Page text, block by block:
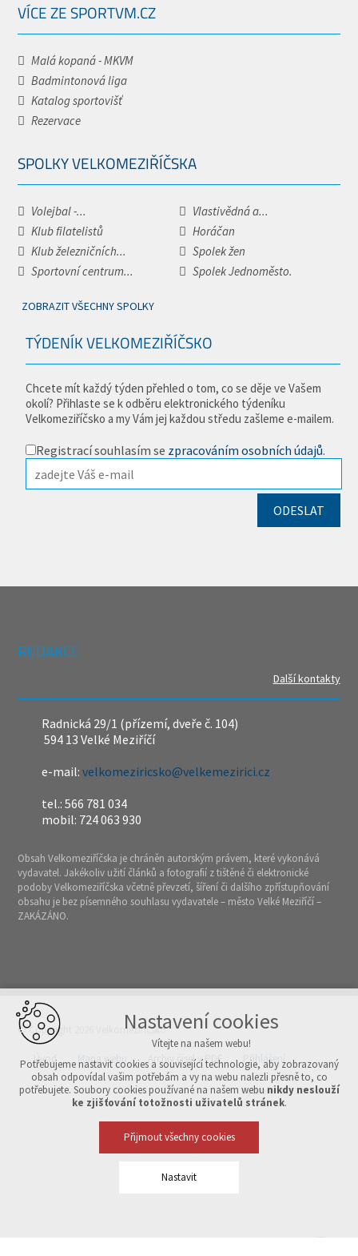
VÍCE ZE SPORTVM.CZ
Malá kopaná - MKVM
Badmintonová liga
Katalog sportovišť
Rezervace
SPOLKY VELKOMEZIŘÍČSKA
Volejbal -...
Vlastivědná a...
Klub filatelistů
Horáčan
Klub železničních...
Spolek žen
Sportovní centrum...
Spolek Jednoměsto.
ZOBRAZIT VŠECHNY SPOLKY
TÝDENÍK VELKOMEZIŘÍČSKO
Chcete mít každý týden přehled o tom, co se děje ve Vašem
okolí? Přihlaste se k odběru elektronického týdeníku
Velkomeziříčsko a my Vám jej každou středu zašleme e-mailem.
Registrací souhlasím se zpracováním osobních údajů.
REDAKCE
Další kontakty
Radnická 29/1 (přízemí, dveře č. 104)
594 13 Velké Meziříčí
e-mail:velkomeziricsko@velkemezirici.cz
tel.: 566 781 034
mobil: 724 063 930
Obsah Velkomeziříčska je chráněn autorským právem, které vykonává
vydavatel. Jakékoliv užití článků a fotografií z tištěné či elektronické
podoby Velkomeziříčska včetně převzetí, šíření či dalšího zpřístupňování
obsahu je bez písemného souhlasu vydavatele – město Velké Meziříčí –
ZAKÁZÁNO.
© Copyright 2026 Velkomeziříčsko
Úvod Mapa webu Archiv čísel v PDF Přihlášení
Vytvořeno v xart.cz
Nastavení cookies
Vítejte na našem webu!
Potřebujeme nastavit cookies a související technologie, aby zobrazovaný
obsah odpovídal vašim potřebám a vy na webu nalezli přesně to, co
potřebujete. Soubory cookies používané na našem webu nikdy neslouží
ke zjišťování totožnosti uživatelů stránek.
Přijmout všechny cookies
Nastavit